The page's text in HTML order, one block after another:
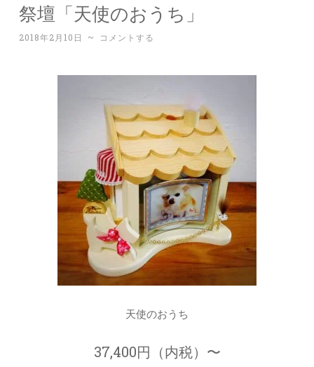
祭壇「天使のおうち」
2018年2月10日 ~ コメントする
天使のおうち
37,400円（内税）〜